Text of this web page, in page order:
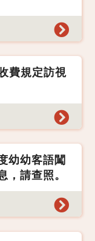
費規定訪視
幼幼客語闖
，請查照。